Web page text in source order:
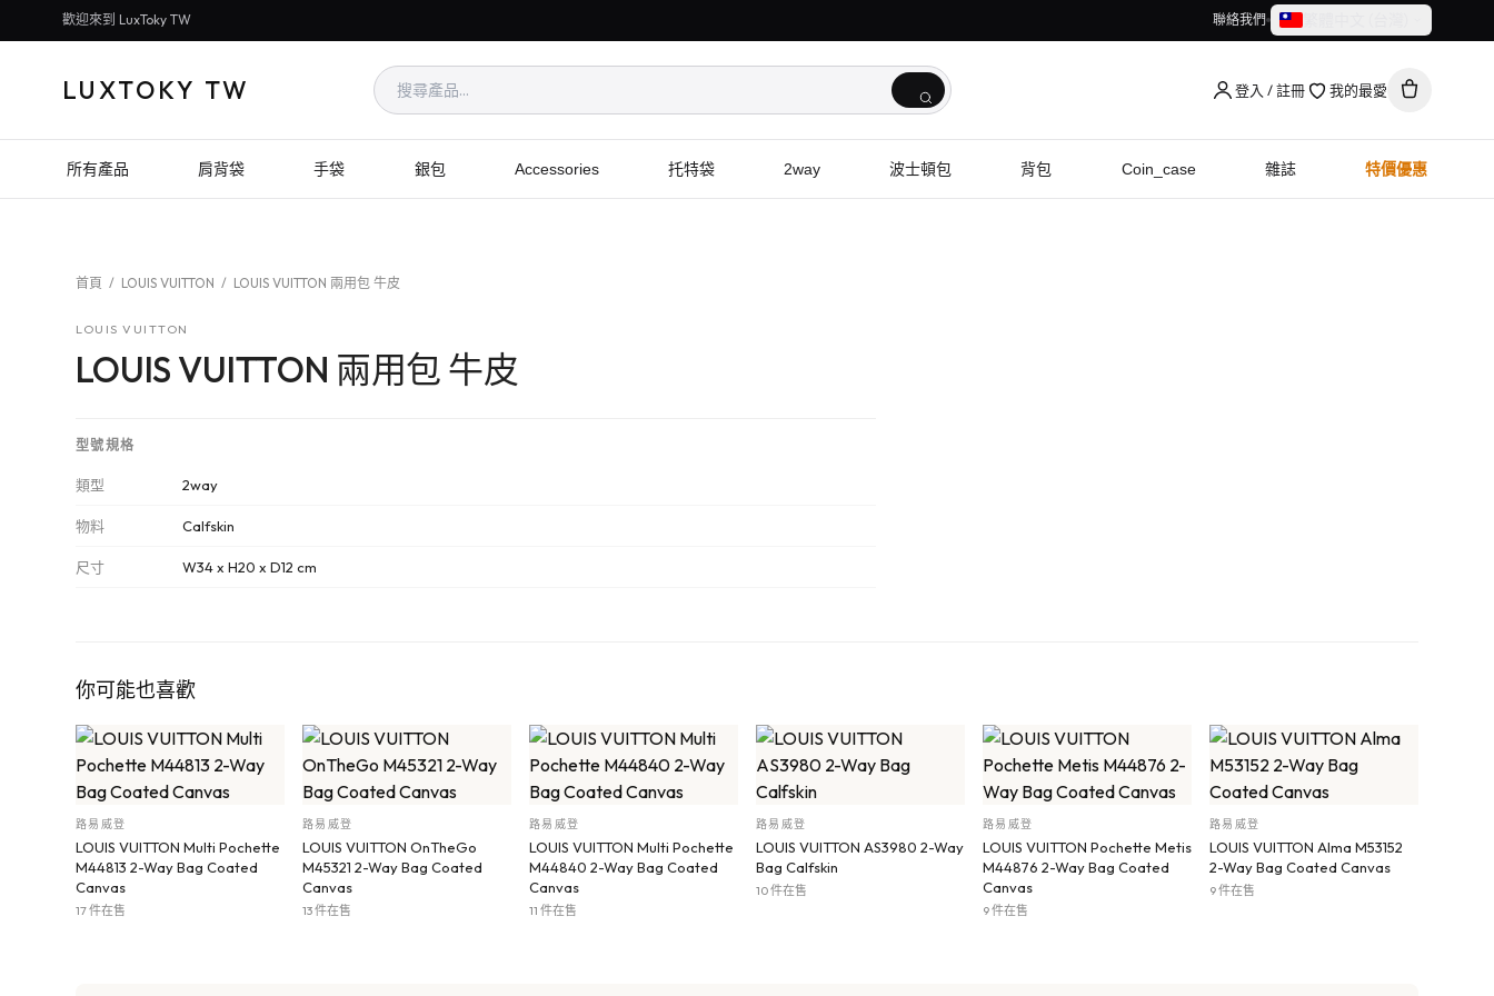
歡迎來到 LuxToky TW 聯絡我們
繁體中文（台灣）
LUXTOKY TW 登入 / 註冊 我的最愛
所有產品 肩背袋 手袋 銀包 Accessories 托特袋 2way 波士頓包 背包 Coin_case 雜誌 特價優惠
首頁 / LOUIS VUITTON / LOUIS VUITTON 兩用包 牛皮
LOUIS VUITTON
LOUIS VUITTON 兩用包 牛皮
型號規格
類型 2way
物料 Calfskin
尺寸 W34 x H20 x D12 cm
你可能也喜歡
路易威登
LOUIS VUITTON Multi Pochette
M44813 2-Way Bag Coated
Canvas
17 件在售
路易威登
LOUIS VUITTON OnTheGo
M45321 2-Way Bag Coated
Canvas
13 件在售
路易威登
LOUIS VUITTON Multi Pochette
M44840 2-Way Bag Coated
Canvas
11 件在售
路易威登
LOUIS VUITTON AS3980 2-Way
Bag Calfskin
10 件在售
路易威登
LOUIS VUITTON Pochette Metis
M44876 2-Way Bag Coated
Canvas
9 件在售
路易威登
LOUIS VUITTON Alma M53152
2-Way Bag Coated Canvas
9 件在售